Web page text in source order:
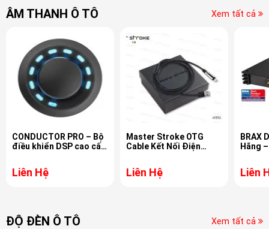
ÂM THANH Ô TÔ Xem tất cả
CONDUCTOR PRO – Bộ
điều khiển DSP cao cấp
Liên Hệ
Master Stroke OTG
Cable Kết Nối Điện
Hi-Res
Liên Hệ
BRAX
Hãng
Liên
ĐỘ ĐÈN Ô TÔ Xem tất cả